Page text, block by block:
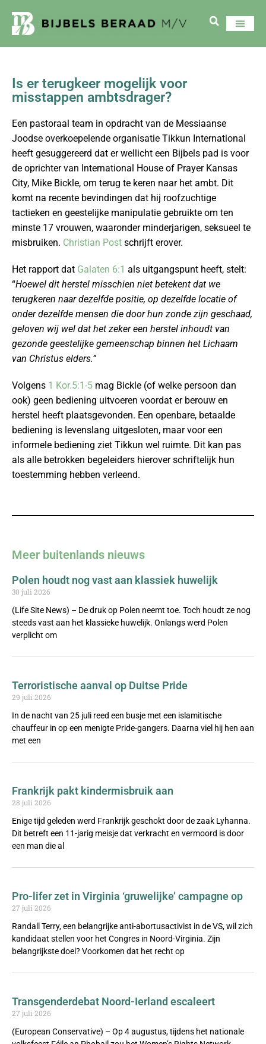
Is er terugkeer mogelijk voor
misstappen ambtsdrager?
Een pastoraal team in opdracht van de Messiaanse
Joodse overkoepelende organisatie Tikkun International
heeft gesuggereerd dat er wellicht een Bijbels pad is voor
de oprichter van International House of Prayer Kansas
City, Mike Bickle, om terug te keren naar het ambt. Dit
komt na recente bevindingen dat hij roofzuchtige
tactieken en geestelijke manipulatie gebruikte om ten
minste 17 vrouwen, waaronder minderjarigen, seksueel te
misbruiken. Christian Post schrijft erover.
Het rapport dat Galaten 6:1 als uitgangspunt heeft, stelt:
“Hoewel dit herstel misschien niet betekent dat we
terugkeren naar dezelfde positie, op dezelfde locatie of
onder dezelfde mensen die door hun zonde zijn geschaad,
geloven wij wel dat het zeker een herstel inhoudt van
gezonde geestelijke gemeenschap binnen het Lichaam
van Christus elders.”
Volgens 1 Kor.5:1-5 mag Bickle (of welke persoon dan
ook) geen bediening uitvoeren voordat er berouw en
herstel heeft plaatsgevonden. Een openbare, betaalde
bediening is levenslang uitgesloten, maar voor een
informele bediening ziet Tikkun wel ruimte. Dit kan pas
als alle betrokken begeleiders hierover schriftelijk hun
toestemming hebben verleend.
Meer buitenlands nieuws
Polen houdt nog vast aan klassiek huwelijk
30 juli 2026
(Life Site News) – De druk op Polen neemt toe. Toch houdt ze nog
steeds vast aan het klassieke huwelijk. Onlangs werd Polen
verplicht om
Terroristische aanval op Duitse Pride
29 juli 2026
In de nacht van 25 juli reed een busje met een islamitische
chauffeur in op een menigte Pride-gangers. Daarna viel hij hen aan
met een
Frankrijk pakt kindermisbruik aan
28 juli 2026
Enige tijd geleden werd Frankrijk geschokt door de zaak Lyhanna.
Dit betreft een 11-jarig meisje dat verkracht en vermoord is door
een man die al
Pro-lifer zet in Virginia ‘gruwelijke’ campagne op
27 juli 2026
Randall Terry, een belangrijke anti-abortusactivist in de VS, wil zich
kandidaat stellen voor het Congres in Noord-Virginia. Zijn
belangrijkste doel? Voorkomen dat het recht op
Transgenderdebat Noord-Ierland escaleert
27 juli 2026
(European Conservative) – Op 4 augustus, tijdens het nationale